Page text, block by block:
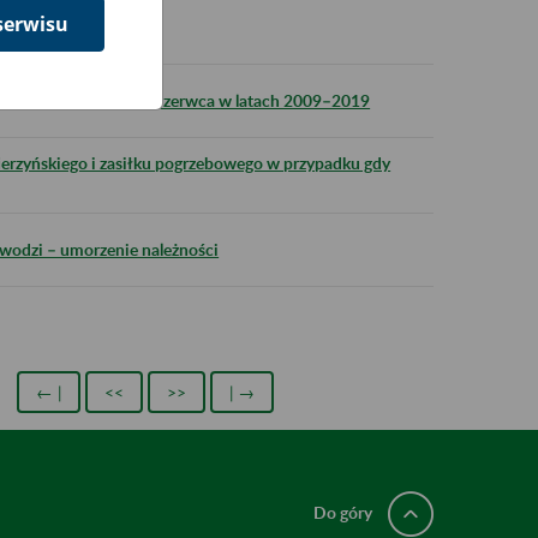
przeliczonych od czerwca w latach 2009–2019
i zasiłku pogrzebowego w przypadku gdy
– umorzenie należności
← | << >> | →
Do góry